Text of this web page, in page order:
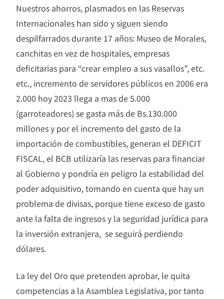
Nuestros ahorros, plasmados en las Reservas
Internacionales han sido y siguen siendo
despilfarrados durante 17 años: Museo de Morales,
canchitas en vez de hospitales, empresas
deficitarias para “crear empleo a sus vasallos”, etc.
etc., incremento de servidores públicos en 2006 era
2.000 hoy 2023 llega a mas de 5.000
(garroteadores) se gasta más de Bs.130.000
millones y por el incremento del gasto de la
importación de combustibles, generan el DEFICIT
FISCAL, el BCB utilizaría las reservas para financiar
al Gobierno y pondría en peligro la estabilidad del
poder adquisitivo, tomando en cuenta que hay un
problema de divisas, porque tiene exceso de gasto
ante la falta de ingresos y la seguridad jurídica para
la inversión extranjera, se seguirá perdiendo
dólares.
La ley del Oro que pretenden aprobar, le quita
competencias a la Asamblea Legislativa, por tanto